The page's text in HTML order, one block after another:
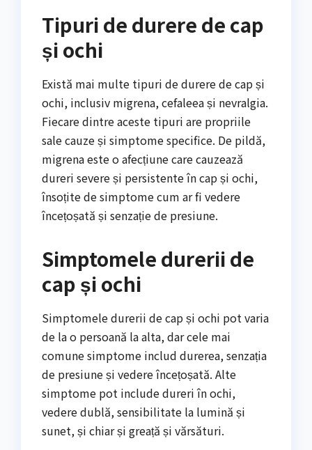
Tipuri de durere de cap
și ochi
Există mai multe tipuri de durere de cap și
ochi, inclusiv migrena, cefaleea și nevralgia.
Fiecare dintre aceste tipuri are propriile
sale cauze și simptome specifice. De pildă,
migrena este o afecțiune care cauzează
dureri severe și persistente în cap și ochi,
însoțite de simptome cum ar fi vedere
încețoșată și senzație de presiune.
Simptomele durerii de
cap și ochi
Simptomele durerii de cap și ochi pot varia
de la o persoană la alta, dar cele mai
comune simptome includ durerea, senzația
de presiune și vedere încețoșată. Alte
simptome pot include dureri în ochi,
vedere dublă, sensibilitate la lumină și
sunet, și chiar și greață și vărsături.